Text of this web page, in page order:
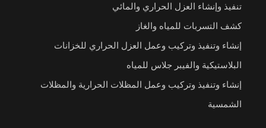
تنفيذ وإنشاء العزل الحراري والمائي
كشف التسربات للمياه والغاز
إنشاء وتنفيذ وتركيب وعمل العزل الحراري للخزانات
البلاستيكية والفيبر جلاس للمياه
إنشاء وتنفيذ وتركيب وعمل المظلات الحرارية والمظلات
الشمسية